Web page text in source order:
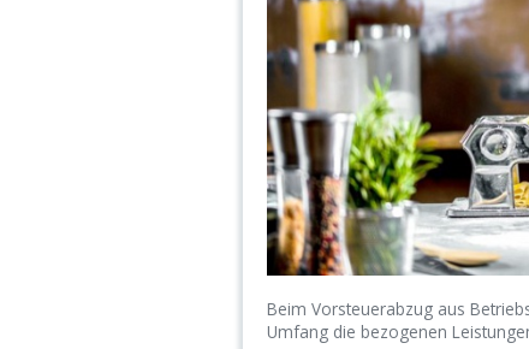
Beim Vorsteuerabzug aus
Umfang die bezogenen